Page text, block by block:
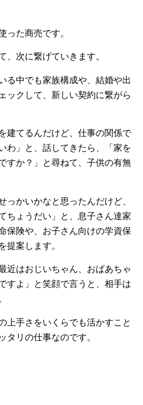
った商売です。
、次に繋げていきます。
る中でも家族構成や、結婚や出
ックして、新しい契約に繋がら
建てるんだけど、仕事の関係で
わ」と、話してきたら、「家を
すか？」と尋ねて、子供の有無
っかいかなと思ったんだけど、
ちょうだい」と、息子さん達家
保険や、お子さん向けの学資保
提案します。
近はおじいちゃん、おばあちゃ
すよ」と笑顔で言うと、相手は
上手さをいくらでも活かすこと
タリの仕事なのです。